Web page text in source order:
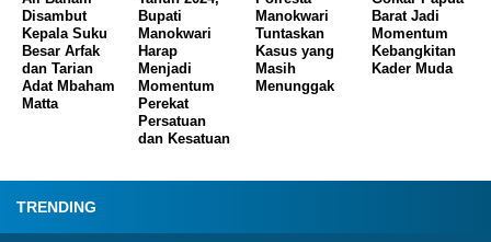
Disambut
Kepala Suku
Besar Arfak
dan Tarian
Adat Mbaham
Matta
Bupati
Manokwari
Harap
Menjadi
Momentum
Perekat
Persatuan
dan Kesatuan
Manokwari
Tuntaskan
Kasus yang
Masih
Menunggak
Barat Jadi
Momentum
Kebangkitan
Kader Muda
TRENDING